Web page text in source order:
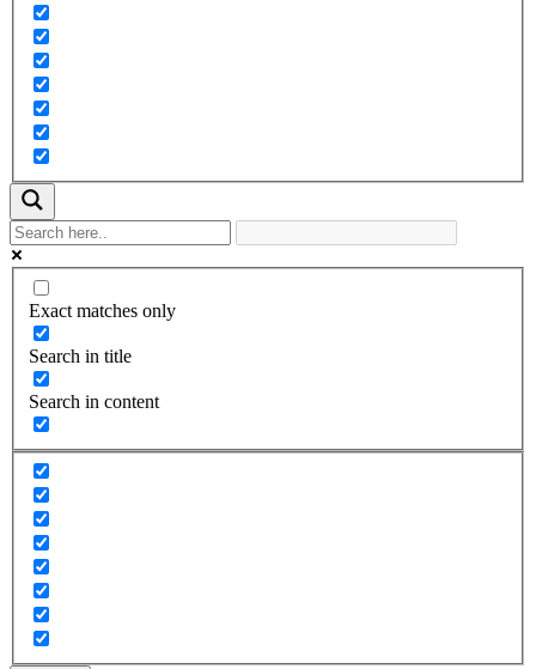
Exact matches only
Search in title
Search in content